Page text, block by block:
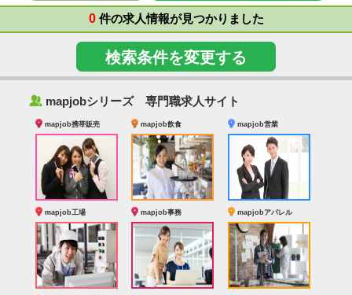
0件の求人情報が見つかりました
検索条件を変更する
‰ mapjobシリーズ 専門職求人サイト
mapjob携帯販売 mapjob飲食 mapjob営業
mapjob工場 mapjob事務 mapjobアパレル